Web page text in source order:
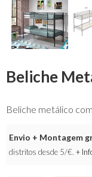
Beliche
Beliche metálico
Envio + Montagem
distritos desde 5/€. +